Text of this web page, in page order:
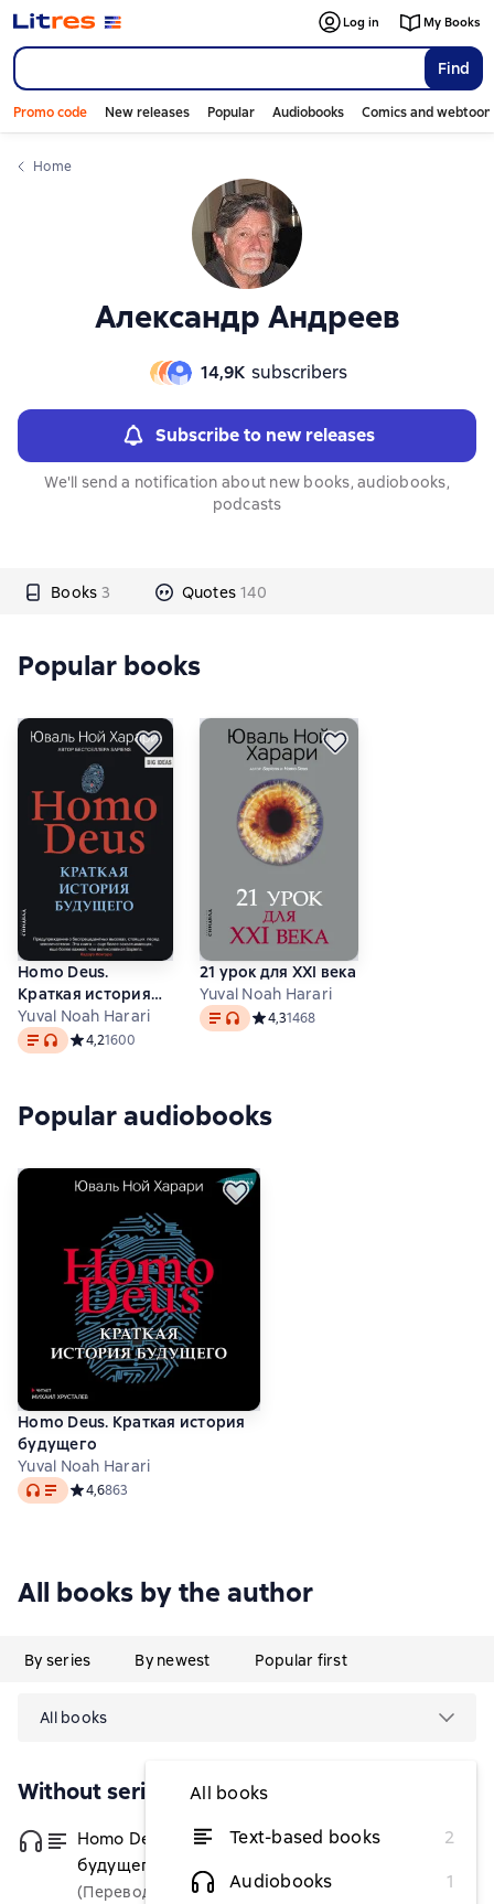
Find
Log in My Books
Promo code New releases Popular Audiobooks Comics and
Home
Александр Андреев
14,9К subscribers
Subscribe to new releases
We'll send a notification about new books, audiobooks,
podcasts
Books 3 Quotes 140
Слайдер с книгами
Popular books
Homo Deus.
Краткая история
будущего
Yuval Noah Harari
Text, audio format available
Средний рейтинг 4,2 на основе 1600 оценок
4,21600
21 урок для XXI века
Yuval Noah Harari
Text, audio format available
Средний рейтинг 4,3 на основе 1468
4,31468
Слайдер с книгами
Popular audiobooks
Homo Deus. Краткая история
будущего
Yuval Noah Harari
Audio Средний рейтинг 4,6 на основе 863 оценок
4,6863
All books by the author
By series By newest Popular first
All books
All books
Text-based books
2
Audiobooks
1
Without series
Homo Deus. Краткая история
будущего
(Переводчик)
from $5.30